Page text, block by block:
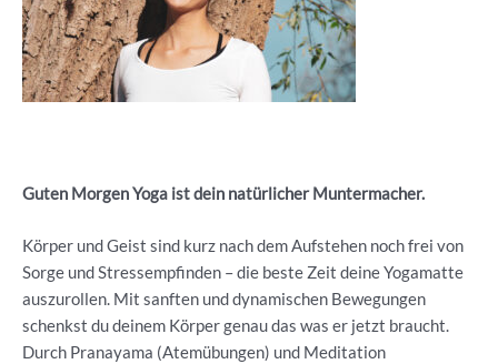
Guten Morgen Yoga ist dein natürlicher Muntermacher.
Körper und Geist sind kurz nach dem Aufstehen noch frei von
Sorge und Stressempfinden – die beste Zeit deine Yogamatte
auszurollen. Mit sanften und dynamischen Bewegungen
schenkst du deinem Körper genau das was er jetzt braucht.
Durch Pranayama (Atemübungen) und Meditation